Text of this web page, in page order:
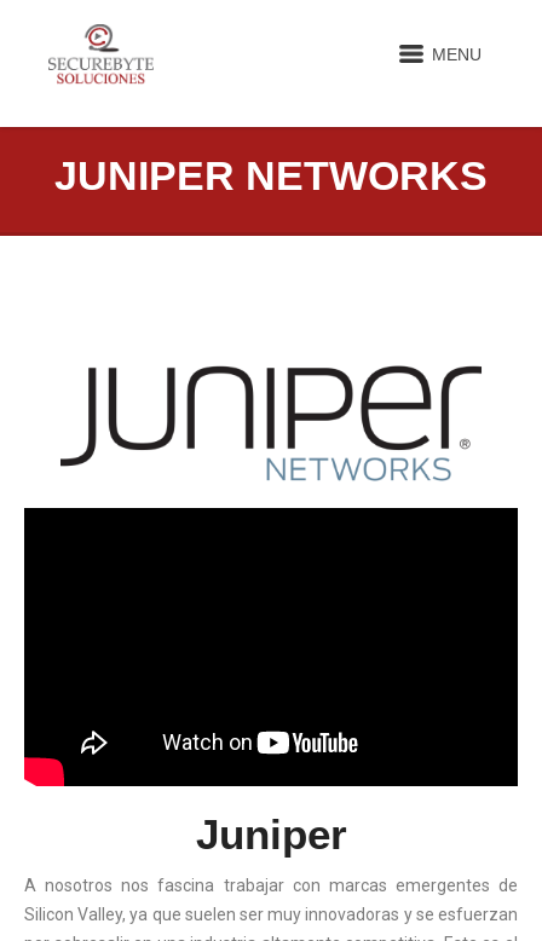
MENU
JUNIPER NETWORKS
Juniper
A nosotros nos fascina trabajar con marcas emergentes de
Silicon Valley, ya que suelen ser muy innovadoras y se esfuerzan